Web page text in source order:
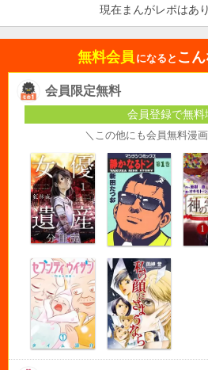
現在まんがレポはあ
無料会員 になると こ
会員限定無料
会員登録で無料
＼この他にも会員無料漫